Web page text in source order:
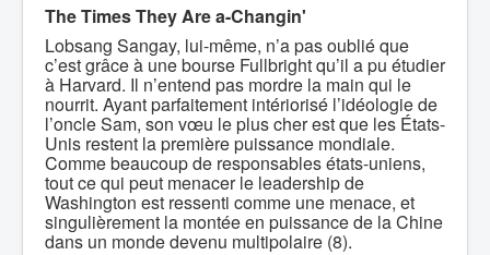
The Times They Are a-Changin'
Lobsang Sangay, lui-même, n’a pas oublié que
c’est grâce à une bourse Fullbright qu’il a pu étudier
à Harvard. Il n’entend pas mordre la main qui le
nourrit. Ayant parfaitement intériorisé l’idéologie de
l’oncle Sam, son vœu le plus cher est que les États-
Unis restent la première puissance mondiale.
Comme beaucoup de responsables états-uniens,
tout ce qui peut menacer le leadership de
Washington est ressenti comme une menace, et
singulièrement la montée en puissance de la Chine
dans un monde devenu multipolaire (8).